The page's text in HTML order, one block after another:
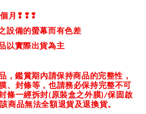
個月 ❢❢❢
設備的螢幕而有色差
以實際出貨為主
，鑑賞期內請保持商品的完整性，
、封條等，也請務必保持完整不可
條一經拆封( 原裝盒之外膜)/保固啟
商品無法全額退貨及退換貨。